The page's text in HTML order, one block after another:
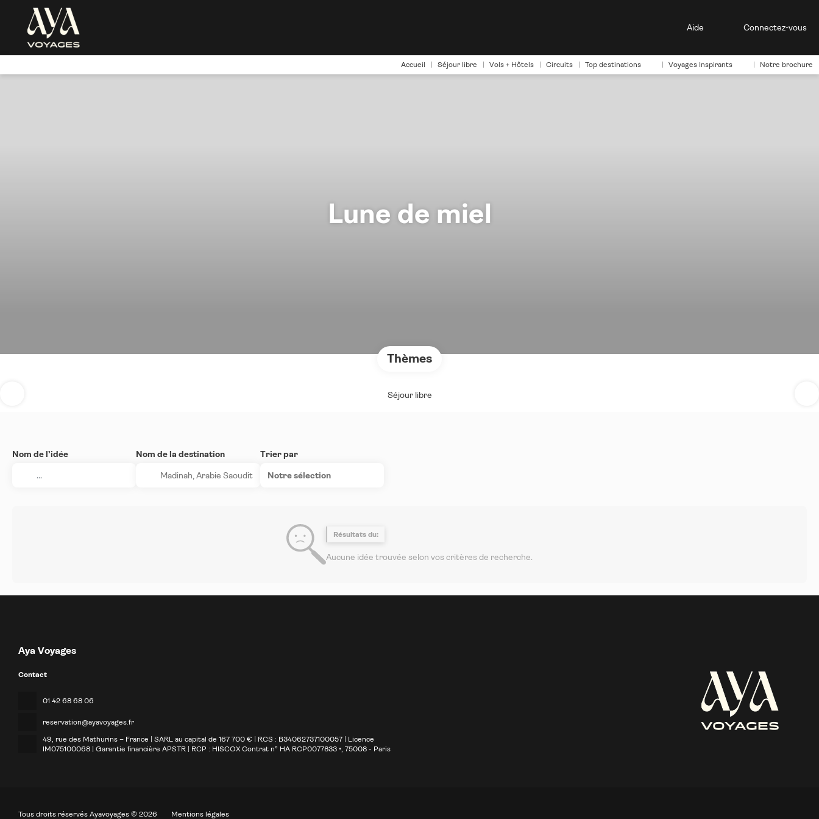
Aide Connectez-vous
Accueil Séjour libre Vols + Hôtels Circuits Top destinations Voyages Inspirants Notre brochure
Lune de miel
Thèmes
Séjour libre
Nom de l’idée Nom de la destination Trier par
Notre sélection
Résultats du:
Aucune idée trouvée selon vos critères de recherche.
Aya Voyages
Contact
01 42 68 68 06
reservation@ayavoyages.fr
49, rue des Mathurins – France | SARL au capital de 167 700 € | RCS : B34062737100057 | Licence
IM075100068 | Garantie financière APSTR | RCP : HISCOX Contrat n° HA RCP0077833 •, 75008 - Paris
Tous droits réservés Ayavoyages © 2026 Mentions légales